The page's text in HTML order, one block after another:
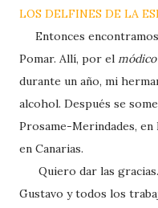
LOS DELFINES DE LA
Entonces encontramos
Pomar. Allí, por el módico
durante un año, mi
alcohol. Después se
Prosame-Merindades, en
en Canarias.
Quiero dar las gracias.
Gustavo y todos los